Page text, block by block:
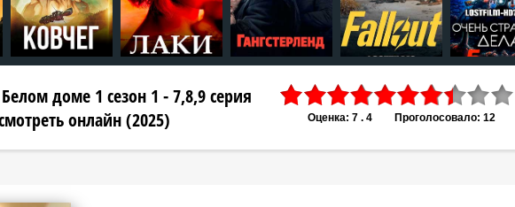
Оценка: 7 . 4 Проголосовало: 12
доме 1 сезон 1 - 7,8,9 серия
онлайн (2025)